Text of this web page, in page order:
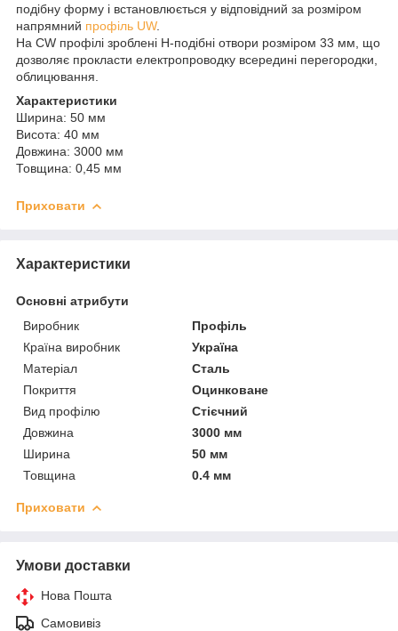
подібну форму і встановлюється у відповідний за розміром
напрямний профіль UW.
На CW профілі зроблені H-подібні отвори розміром 33 мм, що
дозволяє прокласти електропроводку всередині перегородки,
облицювання.
Характеристики
Ширина: 50 мм
Висота: 40 мм
Довжина: 3000 мм
Товщина: 0,45 мм
Приховати
Характеристики
Основні атрибути
Виробник
Профіль
Країна виробник
Україна
Матеріал
Сталь
Покриття
Оцинковане
Вид профілю
Стієчний
Довжина
3000 мм
Ширина
50 мм
Товщина
0.4 мм
Приховати
Умови доставки
Нова Пошта
Самовивіз